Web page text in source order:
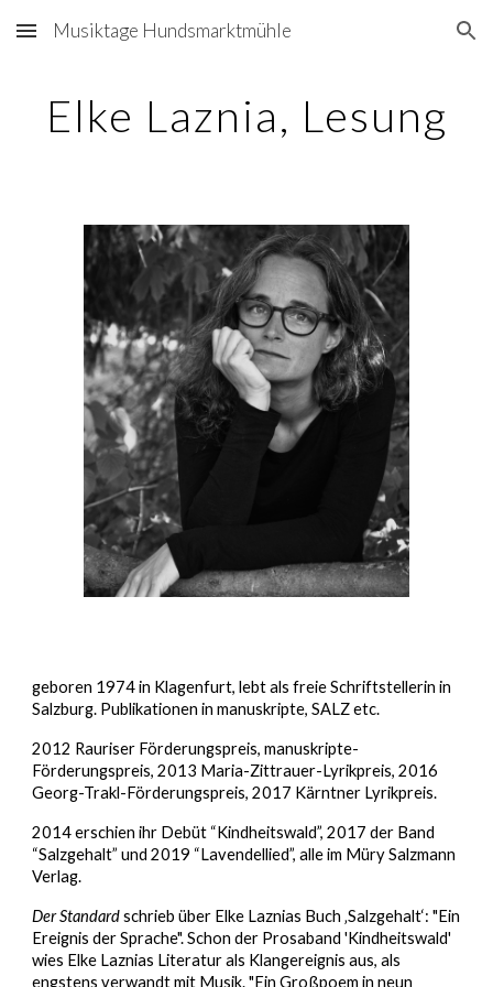
Skip to main content Skip to navigation
Musiktage Hundsmarktmühle
Elke Laznia, Lesung
geboren 1974 in Klagenfurt, lebt als freie Schriftstellerin in
Salzburg. Publikationen in manuskripte, SALZ etc.
2012 Rauriser Förderungspreis, manuskripte-
Förderungspreis, 2013 Maria-Zittrauer-Lyrikpreis, 2016
Georg-Trakl-Förderungspreis, 2017 Kärntner Lyrikpreis.
2014 erschien ihr Debüt “Kindheitswald”, 2017 der Band
“Salzgehalt” und 2019 “Lavendellied”, alle im Müry Salzmann
Verlag.
Der Standardschrieb über Elke Laznias Buch ‚Salzgehalt‘: "Ein
Ereignis der Sprache". Schon der Prosaband 'Kindheitswald'
wies Elke Laznias Literatur als Klangereignis aus, als
engstens verwandt mit Musik. "Ein Großpoem in neun